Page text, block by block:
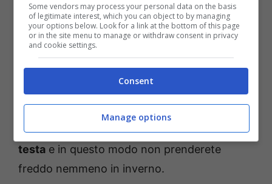
Sul mercato sono disponibili comodi turbanti
bottone per il fissaggio
comodi. Potrete infatti avvolgere bene bene i
vostri capelli e continuare a fare le vostre
faccende di casa senza alcun disturbo. Questi
turbanti, inoltre,terranno al caldo la vostra
testa e in questo modo non prenderete
freddo nemmeno in inverno.
Some vendors may process your personal data on the basis
of legitimate interest, which you can object to by managing
your options below. Look for a link at the bottom of this page
or in the site menu to manage or withdraw consent in privacy
and cookie settings.
Consent
Manage options